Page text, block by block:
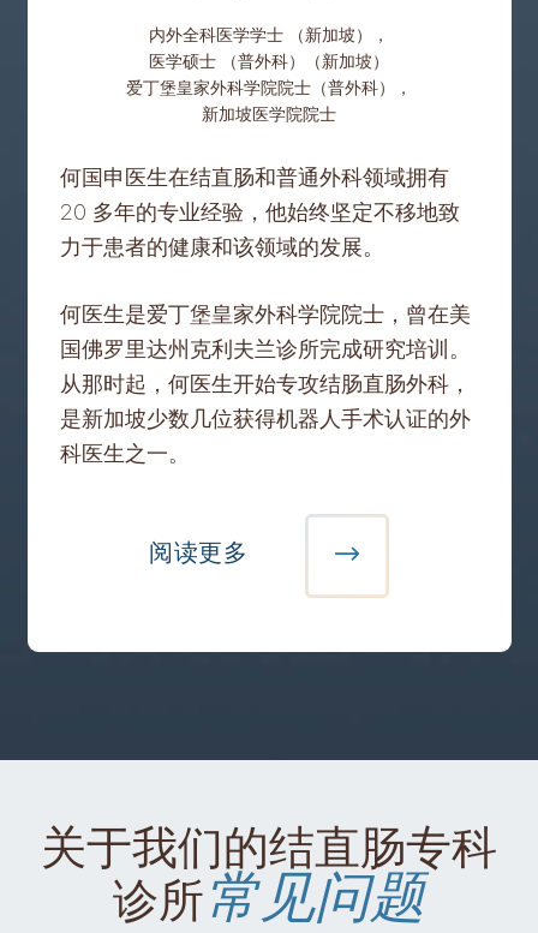
内外全科医学学士 （新加坡），
医学硕士 （普外科）（新加坡）
爱丁堡皇家外科学院院士（普外科），
新加坡医学院院士
何国申医生在结直肠和普通外科领域拥有
20 多年的专业经验，他始终坚定不移地致
力于患者的健康和该领域的发展。
何医生是爱丁堡皇家外科学院院士，曾在美
国佛罗里达州克利夫兰诊所完成研究培训。
从那时起，何医生开始专攻结肠直肠外科，
是新加坡少数几位获得机器人手术认证的外
科医生之一。
阅读更多
关于我们的结直肠专科
诊所常见问题